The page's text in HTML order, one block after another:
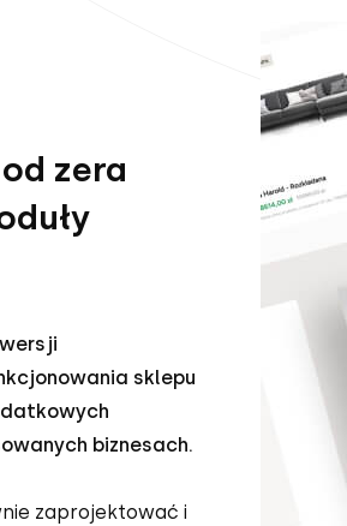
zera
sklepu
biznesach.
zaprojektować i